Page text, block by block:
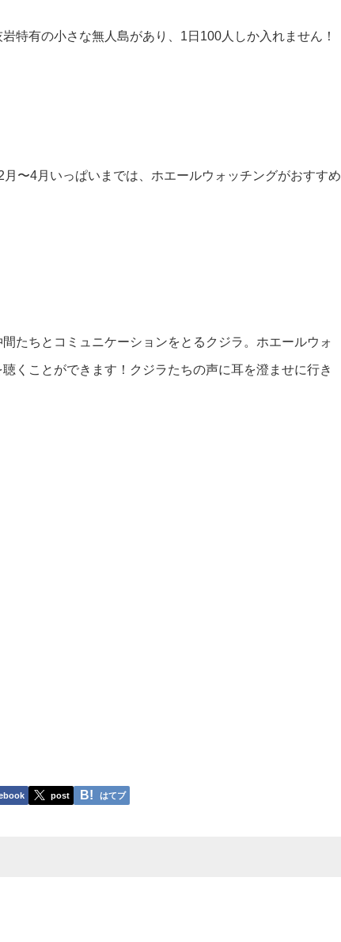
特有の小さな無人島があり、1日100人しか入れません！
〜4月いっぱいまでは、ホエールウォッチングがおすすめ
たちとコミュニケーションをとるクジラ。ホエールウォ
くことができます！クジラたちの声に耳を澄ませに行き
post はてブ